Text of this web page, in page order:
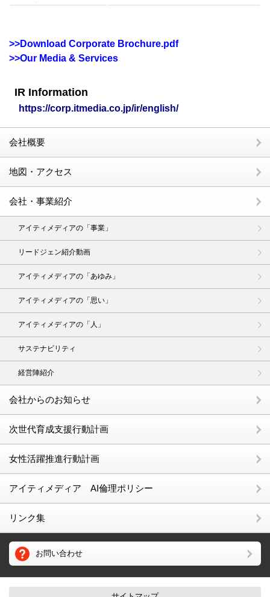
>>Download Corporate Brochure.pdf
>>Our Media & Services
IR Information
https://corp.itmedia.co.jp/ir/english/
会社概要
地図・アクセス
会社・事業紹介
アイティメディアの「事業」
リードジェン紹介動画
アイティメディアの「あゆみ」
アイティメディアの「思い」
アイティメディアの「人」
サステナビリティ
経営陣紹介
会社からのお知らせ
次世代育成支援行動計画
女性活躍推進行動計画
アイティメディア AI倫理ポリシー
リンク集
お問い合わせ